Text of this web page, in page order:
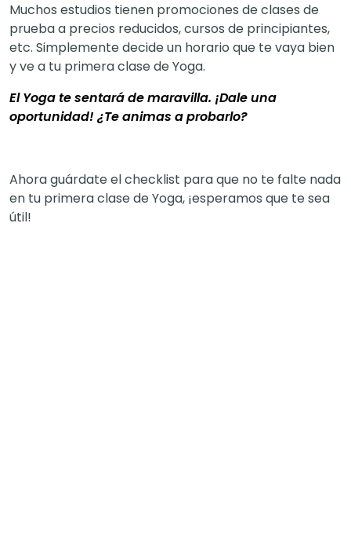
Muchos estudios tienen promociones de clases de
prueba a precios reducidos, cursos de principiantes,
etc. Simplemente decide un horario que te vaya bien
y ve a tu primera clase de Yoga.
El Yoga te sentará de maravilla. ¡Dale una
oportunidad! ¿Te animas a probarlo?
Ahora guárdate el checklist para que no te falte nada
en tu primera clase de Yoga, ¡esperamos que te sea
útil!